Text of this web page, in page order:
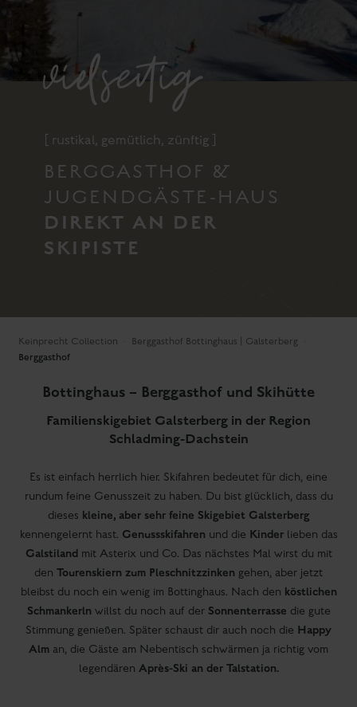
vielseitig
[ rustikal, gemütlich, zünftig ]
BERGGASTHOF &
JUGENDGÄSTE-HAUS
DIREKT AN DER
SKIPISTE
Keinprecht Collection Berggasthof Bottinghaus | Galsterberg
Berggasthof
Bottinghaus – Berggasthof und Skihütte
Familienskigebiet Galsterberg in der Region
Schladming-Dachstein
Es ist einfach herrlich hier. Skifahren bedeutet für dich, eine
rundum feine Genusszeit zu haben. Du bist glücklich, dass du
dieses kleine, aber sehr feine Skigebiet Galsterberg
kennengelernt hast. Genussskifahren und die Kinderlieben das
Galstiland mit Asterix und Co. Das nächstes Mal wirst du mit
den Tourenskiern zum Pleschnitzzinken gehen, aber jetzt
bleibst du noch ein wenig im Bottinghaus. Nach den köstlichen
Schmankerln willst du noch auf der Sonnenterrasse die gute
Stimmung genießen. Später schaust dir auch noch die Happy
Alm an, die Gäste am Nebentisch schwärmen ja richtig vom
legendären Après-Ski an der Talstation.